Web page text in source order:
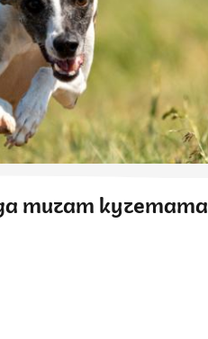
тичат кучетата